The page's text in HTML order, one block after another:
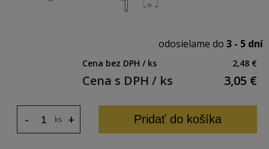
odosielame do 3 - 5 dní
Cena bez DPH / ks 2,48 €
Cena s DPH / ks 3,05 €
ks +
- Pridať do košíka